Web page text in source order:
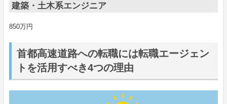
建築・土木系エンジニア
850万円
首都高速道路への転職には転職エージェン
トを活用すべき4つの理由